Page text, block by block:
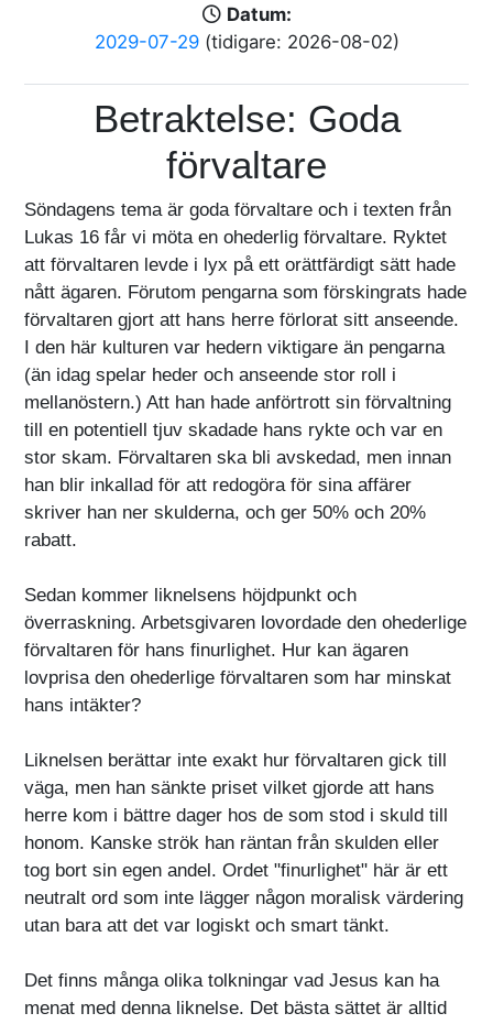
Datum:
2029-07-29(tidigare: 2026-08-02)
Betraktelse: Goda
förvaltare
Söndagens tema är goda förvaltare och i texten från
Lukas 16 får vi möta en ohederlig förvaltare. Ryktet
att förvaltaren levde i lyx på ett orättfärdigt sätt hade
nått ägaren. Förutom pengarna som förskingrats hade
förvaltaren gjort att hans herre förlorat sitt anseende.
I den här kulturen var hedern viktigare än pengarna
(än idag spelar heder och anseende stor roll i
mellanöstern.) Att han hade anförtrott sin förvaltning
till en potentiell tjuv skadade hans rykte och var en
stor skam. Förvaltaren ska bli avskedad, men innan
han blir inkallad för att redogöra för sina affärer
skriver han ner skulderna, och ger 50% och 20%
rabatt.
Sedan kommer liknelsens höjdpunkt och
överraskning. Arbetsgivaren lovordade den ohederlige
förvaltaren för hans finurlighet. Hur kan ägaren
lovprisa den ohederlige förvaltaren som har minskat
hans intäkter?
Liknelsen berättar inte exakt hur förvaltaren gick till
väga, men han sänkte priset vilket gjorde att hans
herre kom i bättre dager hos de som stod i skuld till
honom. Kanske strök han räntan från skulden eller
tog bort sin egen andel. Ordet "finurlighet" här är ett
neutralt ord som inte lägger någon moralisk värdering
utan bara att det var logiskt och smart tänkt.
Det finns många olika tolkningar vad Jesus kan ha
menat med denna liknelse. Det bästa sättet är alltid